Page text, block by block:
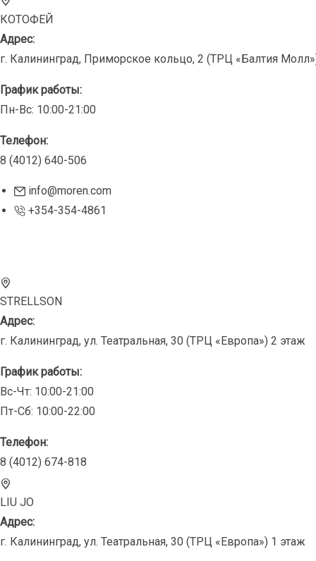
КОТОФЕЙ
Адрес:
г. Калининград, Приморское кольцо, 2 (ТРЦ «Балтия
График работы:
Пн-Вс: 10:00-21:00
Телефон:
8 (4012) 640-506
info@moren.com
+354-354-4861
STRELLSON
Адрес:
г. Калининград, ул. Театральная, 30 (ТРЦ «Европа») 2 этаж
График работы:
Вс-Чт: 10:00-21:00
Пт-Сб: 10:00-22:00
Телефон:
8 (4012) 674-818
LIU JO
Адрес:
г. Калининград, ул. Театральная, 30 (ТРЦ «Европа») 1 этаж